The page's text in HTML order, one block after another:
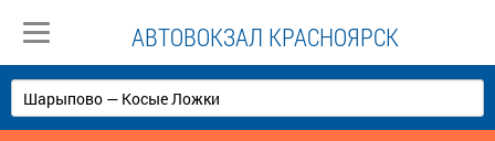
АВТОВОКЗАЛ КРАСНОЯРСК